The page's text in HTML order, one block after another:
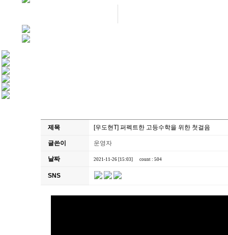
제목 [우도현T] 퍼펙트한 고등수학을 위한 첫걸음
글쓴이 운영자
날짜 2021-11-26 [15:03] count : 504
SNS